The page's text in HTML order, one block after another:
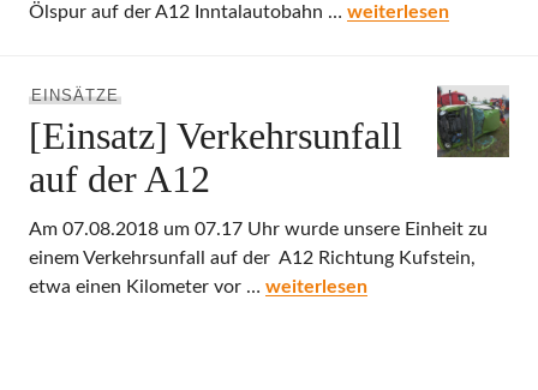
Ölspur auf der A12 Inntalautobahn … Ölspur auf A12
weiterlesen
EINSÄTZE
[Einsatz] Verkehrsunfall
auf der A12
Am 07.08.2018 um 07.17 Uhr wurde unsere Einheit zu
einem Verkehrsunfall auf der A12 Richtung Kufstein,
etwa einen Kilometer vor … [Einsatz] Verkehrsunfall auf der
weiterlesen